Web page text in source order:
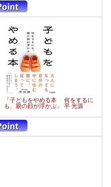
「子どもをやめる本 何をするに
も、親の顔が浮かぶ」 平 光源